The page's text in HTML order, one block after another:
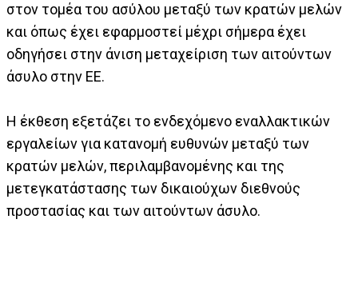
στον τομέα του ασύλου μεταξύ των κρατών μελών
και όπως έχει εφαρμοστεί μέχρι σήμερα έχει
οδηγήσει στην άνιση μεταχείριση των αιτούντων
άσυλο στην ΕΕ.
Η έκθεση εξετάζει το ενδεχόμενο εναλλακτικών
εργαλείων για κατανομή ευθυνών μεταξύ των
κρατών μελών, περιλαμβανομένης και της
μετεγκατάστασης των δικαιούχων διεθνούς
προστασίας και των αιτούντων άσυλο.